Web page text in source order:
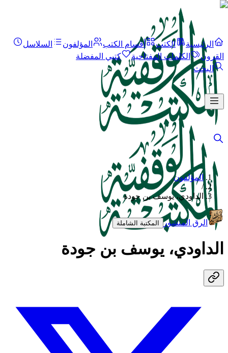
الرئيسية الكتب أقسام الكتب المؤلفون
السلاسل
القرون
الكلمات المفتاحية
كتبي المفضلة
البحث
المؤلفون
/
الداودي، يوسف بن جودة
الرق المنشور المكتبة الشاملة
الداودي، يوسف بن جودة